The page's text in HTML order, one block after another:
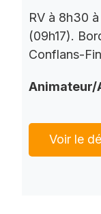
RV à 8h30
(09h17).
Conflans-
Voir le